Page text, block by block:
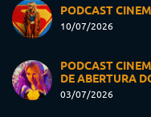
PODCAST
10/07/2026
PODCAST
DE ABERTURA
03/07/2026